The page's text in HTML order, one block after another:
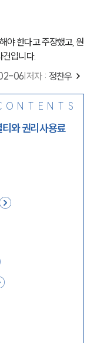
야 한다고 주장했고, 원
건입니다.
06 저자 : 정찬우
와 권리사용료